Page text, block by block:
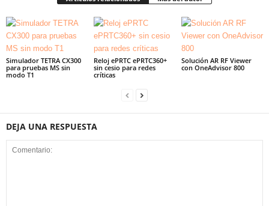
Simulador TETRA CX300
para pruebas MS sin
modo T1
Reloj ePRTC ePRTC360+
sin cesio para redes
críticas
Solución AR RF Viewer
con OneAdvisor 800
DEJA UNA RESPUESTA